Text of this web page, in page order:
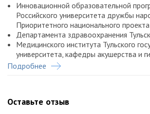
Инновационной образовательной
Российского университета дружбы
Приоритетного национального
Департамента здравоохранения
Медицинского института Тульского
университета, кафедры акушерства и
Российского университета дружбы
факультета непрерывного
Подробнее
Оставьте отзыв